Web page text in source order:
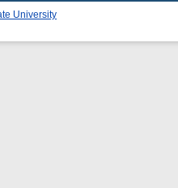
University